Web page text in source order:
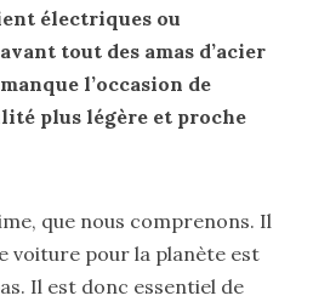
électriques ou
tout des amas d’acier
l’occasion de
plus légère et proche
que nous comprenons. Il
voiture pour la planète est
Il est donc essentiel de